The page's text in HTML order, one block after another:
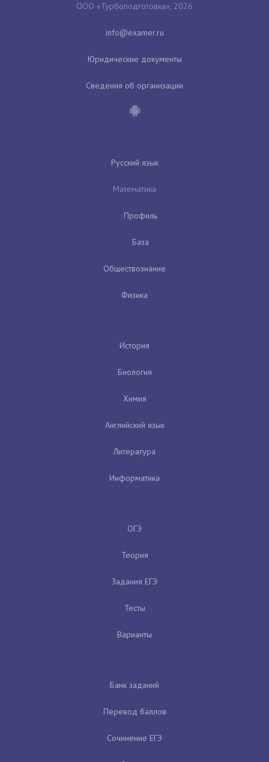
ООО «Турбоподготовка», 2026
Юридические документы
Сведения об организации
Русский язык
Математика
Профиль
База
Обществознание
Физика
История
Биология
Химия
Английский язык
Литература
Информатика
ОГЭ
Теория
Задания ЕГЭ
Тесты
Варианты
Банк заданий
Перевод баллов
Сочинение ЕГЭ